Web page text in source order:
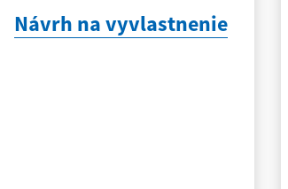
Návrh na vyvlastnenie